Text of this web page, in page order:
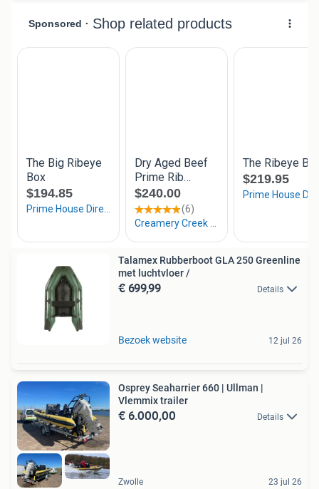
Talamex Rubberboot GLA 250 Greenline
met luchtvloer /
€ 699,99 Details
Bezoek website 12 jul 26
Osprey Seaharrier 660 | Ullman |
Vlemmix trailer
€ 6.000,00 Details
Zwolle 23 jul 26